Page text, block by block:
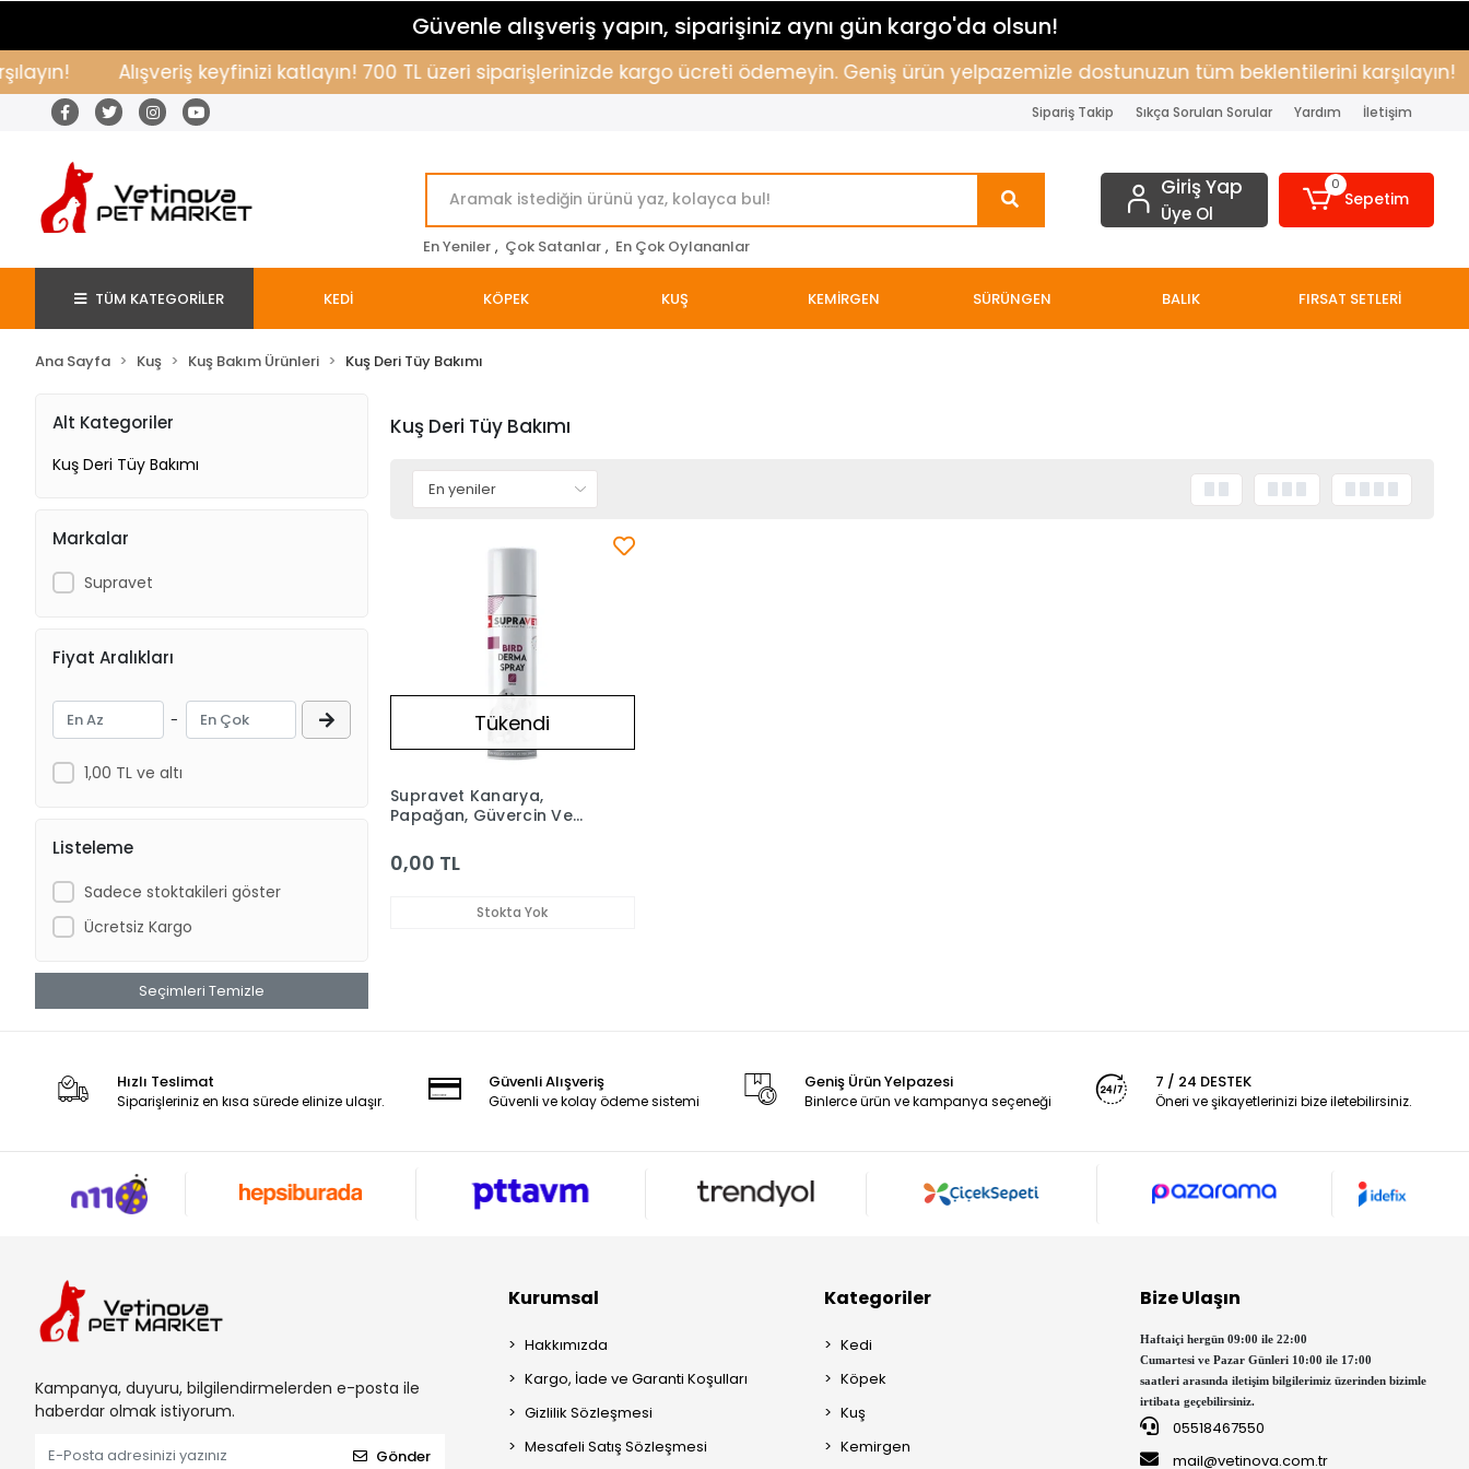
Güvenle alışveriş yapın, siparişiniz aynı gün kargo'da olsun!
Alışveriş keyfinizi katlayın! 700 TL üzeri siparişlerinizde kargo ücreti ödemeyin. Geniş ürün yelpazemizle dostunuzun tüm beklentilerini karşılayın!
Sipariş Takip Sıkça Sorulan Sorular Yardım İletişim
En Yeniler , Çok Satanlar , En Çok Oylananlar
Giriş Yap
Üye Ol
0
Sepetim
TÜM KATEGORİLER KEDİ KÖPEK KUŞ KEMİRGEN SÜRÜNGEN BALIK FIRSAT SETLERİ
Ana Sayfa Kuş Kuş Bakım Ürünleri Kuş Deri Tüy Bakımı
Alt Kategoriler
Kuş Deri Tüy Bakımı
Markalar
Supravet
Fiyat Aralıkları
-
1,00 TL ve altı
Listeleme
Sadece stoktakileri göster
Ücretsiz Kargo
Seçimleri Temizle
Kuş Deri Tüy Bakımı
Tükendi
Supravet Kanarya,
Papağan, Güvercin Ve
Bakım Spreyi 150 Ml
0,00 TL
Stokta Yok
Hızlı Teslimat
Siparişleriniz en kısa sürede elinize ulaşır.
Güvenli Alışveriş
Güvenli ve kolay ödeme sistemi
Geniş Ürün Yelpazesi
Binlerce ürün ve kampanya seçeneği
7 / 24 DESTEK
Öneri ve şikayetlerinizi bize iletebilirsiniz.
Kampanya, duyuru, bilgilendirmelerden e-posta ile
haberdar olmak istiyorum.
Gönder
Kurumsal
Hakkımızda
Kargo, İade ve Garanti Koşulları
Gizlilik Sözleşmesi
Mesafeli Satış Sözleşmesi
Kategoriler
Kedi
Köpek
Kuş
Kemirgen
Bize Ulaşın
Haftaiçi hergün 09:00 ile 22:00
Cumartesi ve Pazar Günleri 10:00 ile 17:00
saatleri arasında iletişim bilgilerimiz üzerinden bizimle
irtibata geçebilirsiniz.
05518467550
mail@vetinova.com.tr